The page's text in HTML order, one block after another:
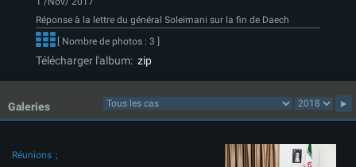
Réponse à la lettre du général Soleimani sur la fin de Daech
[ Nombre de photos : 3 ]
Télécharger l'album: zip
Galeries
Réunions